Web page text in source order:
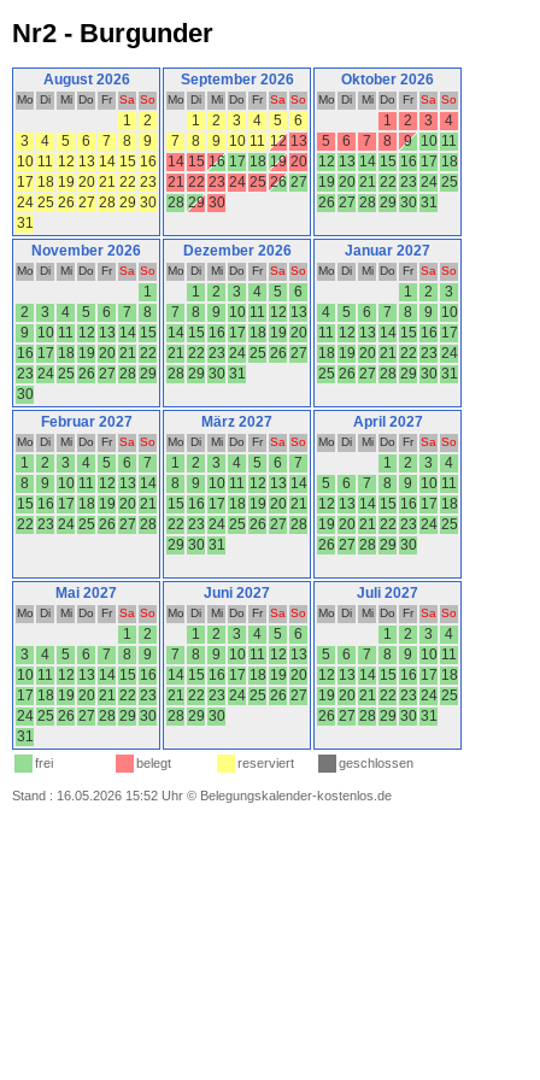
Nr2 - Burgunder
August 2026
Mo Di Mi Do Fr Sa So
1
2
3
4 5 6 7 8
9
10 11 12 13 14 15 16
17 18 19 20 21 22 23
24 25 26 27 28 29 30
31
September 2026
Mo Di Mi Do Fr Sa So
1 2 3 4 5
6
7
8 9 10 11 12 13
14 15 16 17 18 19 20
21 22 23 24 25 26 27
28 29 30
Oktober 2026
Mo Di Mi Do Fr Sa So
1 2 3
4
5
6 7 8 9 10 11
12 13 14 15 16 17 18
19 20 21 22 23 24 25
26 27 28 29 30 31
November 2026
Mo Di Mi Do Fr Sa So
1
2
3 4 5 6 7
8
9
10 11 12 13 14 15
16 17 18 19 20 21 22
23 24 25 26 27 28 29
30
Dezember 2026
Mo Di Mi Do Fr Sa So
1 2 3 4 5
6
7
8 9 10 11 12 13
14 15 16 17 18 19 20
21 22 23 24 25 26 27
28 29 30 31
Januar 2027
Mo Di Mi Do Fr Sa So
1 2
3
4
5 6 7 8 9
10
11 12 13 14 15 16 17
18 19 20 21 22 23 24
25 26 27 28 29 30 31
Februar 2027
Mo Di Mi Do Fr Sa So
1 2 3 4 5 6
7
8
9 10 11 12 13 14
15 16 17 18 19 20 21
22 23 24 25 26 27 28
März 2027
Mo Di Mi Do Fr Sa So
1 2 3 4 5 6
7
8
9 10 11 12 13 14
15 16 17 18 19 20 21
22 23 24 25 26 27 28
29 30 31
April 2027
Mo Di Mi Do Fr Sa So
1 2 3
4
5
6 7 8 9 10 11
12 13 14 15 16 17 18
19 20 21 22 23 24 25
26 27 28 29 30
Mai 2027
Mo Di Mi Do Fr Sa So
1
2
3
4 5 6 7 8
9
10 11 12 13 14 15 16
17 18 19 20 21 22 23
24 25 26 27 28 29 30
31
Juni 2027
Mo Di Mi Do Fr Sa So
1 2 3 4 5
6
7
8 9 10 11 12 13
14 15 16 17 18 19 20
21 22 23 24 25 26 27
28 29 30
Juli 2027
Mo Di Mi Do Fr Sa So
1 2 3
4
5
6 7 8 9 10 11
12 13 14 15 16 17 18
19 20 21 22 23 24 25
26 27 28 29 30 31
frei belegt reserviert geschlossen
Stand : 16.05.2026 15:52 Uhr © Belegungskalender-kostenlos.de